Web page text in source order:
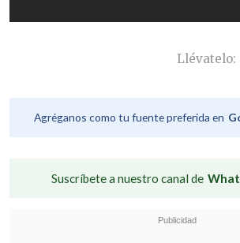
Llévatelo:
Agréganos como tu fuente preferida en
Suscríbete a nuestro canal de